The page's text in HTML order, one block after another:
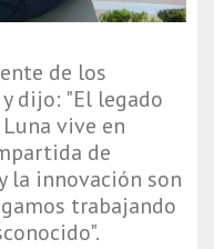
de los
dijo: "El legado
vive en
de
la innovación son
trabajando